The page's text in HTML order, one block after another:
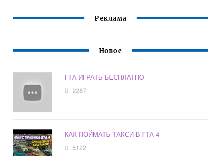
Реклама
Новое
ГТА ИГРАТЬ БЕСПЛАТНО
2287
КАК ПОЙМАТЬ ТАКСИ В ГТА 4
5122